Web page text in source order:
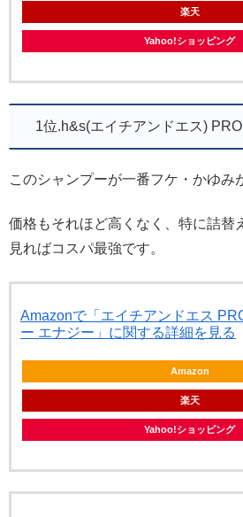
楽天
Yahoo!ショッピング
1位.h&s(エイチアンドエス)
このシャンプーが一番フケ・かゆみ
価格もそれほど高くなく、特に詰替
見ればコスパ最強です。
Amazonで「エイチアンドエス
ー エナジー」に関する詳細を見る
Amazon
楽天
Yahoo!ショッピング